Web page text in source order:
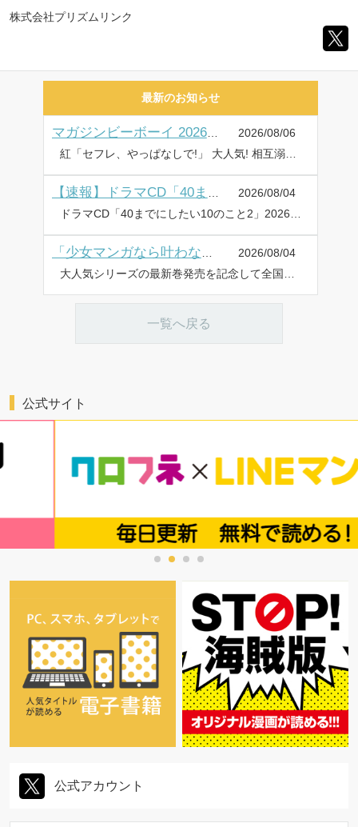
株式会社プリズムリンク
最新のお知らせ
マガジンビーボーイ 2026年9月号 ラインナップ・チラ見せアップ
2026/08/06
紅「セフレ、やっぱなしで!」 大人気! 相互溺愛青春譚、連載再開♡ 表紙イラストの図書カード(500円分)やQUOカード(1,000円分)プレゼントも!! 巻末アンケートハガキもしくはWEBアンケートにてご応募いただけます♥ MAGAZINE BE×BOY 2026年9月号 発売日:2026年8月6日 定価:935円(税込) 表紙:紅 ラインナップ 紅、いちかわ壱、竹竜サン太、御自愛、CTK、茂こつ、田中鈴木、楢島さち、喃喃、ねこ田米蔵、ハシモトミツ、榛名ハル、豆田サブロー、三日ミタ、美山薫子、ヤナギダ、りちゃ、ろじ 豪華執筆陣!! ⇒BE・BOY GOLD 2026年9月号 ラインナップ・チラ見せはこちら
2026/08/04
2026/08/04
一覧へ戻る
公式サイト
公式アカウント